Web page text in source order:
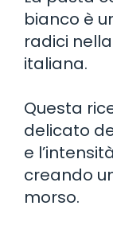
bianco è
radici
italiana.
Questa
delicato
e
creando
morso.